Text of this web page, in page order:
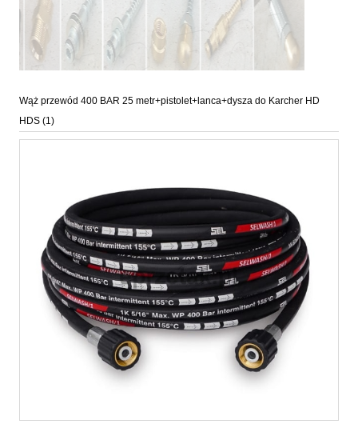
Wąż przewód 400 BAR 25 metr+pistolet+lanca+dysza do Karcher HD
HDS (1)